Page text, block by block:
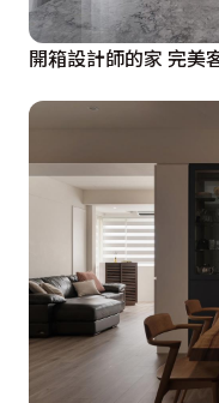
開箱設計師的家 完